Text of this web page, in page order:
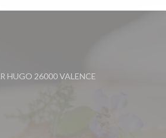
HUGO 26000 VALENCE